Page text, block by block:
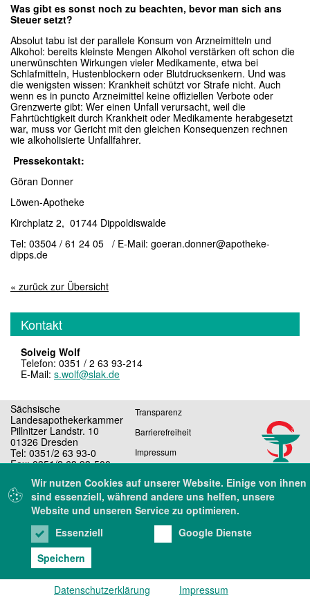
Was gibt es sonst noch zu beachten, bevor man sich ans
Steuer setzt?
Absolut tabu ist der parallele Konsum von Arzneimitteln und
Alkohol: bereits kleinste Mengen Alkohol verstärken oft schon die
unerwünschten Wirkungen vieler Medikamente, etwa bei
Schlafmitteln, Hustenblockern oder Blutdrucksenkern. Und was
die wenigsten wissen: Krankheit schützt vor Strafe nicht. Auch
wenn es in puncto Arzneimittel keine offiziellen Verbote oder
Grenzwerte gibt: Wer einen Unfall verursacht, weil die
Fahrtüchtigkeit durch Krankheit oder Medikamente herabgesetzt
war, muss vor Gericht mit den gleichen Konsequenzen rechnen
wie alkoholisierte Unfallfahrer.
Pressekontakt:
Göran Donner
Löwen-Apotheke
Kirchplatz 2, 01744 Dippoldiswalde
Tel: 03504 / 61 24 05 / E-Mail: goeran.donner@apotheke-
dipps.de
« zurück zur Übersicht
Kontakt
Solveig Wolf
Telefon: 0351 / 2 63 93-214
E-Mail: s.wolf@slak.de
Oben
Sächsische
Landesapothekerkammer
Pillnitzer Landstr. 10
01326 Dresden
Tel: 0351/2 63 93-0
Fax: 0351/2 63 93-500
Transparenz
Barrierefreiheit
Impressum
Wir nutzen Cookies auf unserer Website. Einige von ihnen
sind essenziell, während andere uns helfen, unsere
Website und unseren Service zu optimieren.
Essenziell
Google Dienste
Speichern
Datenschutzerklärung Impressum